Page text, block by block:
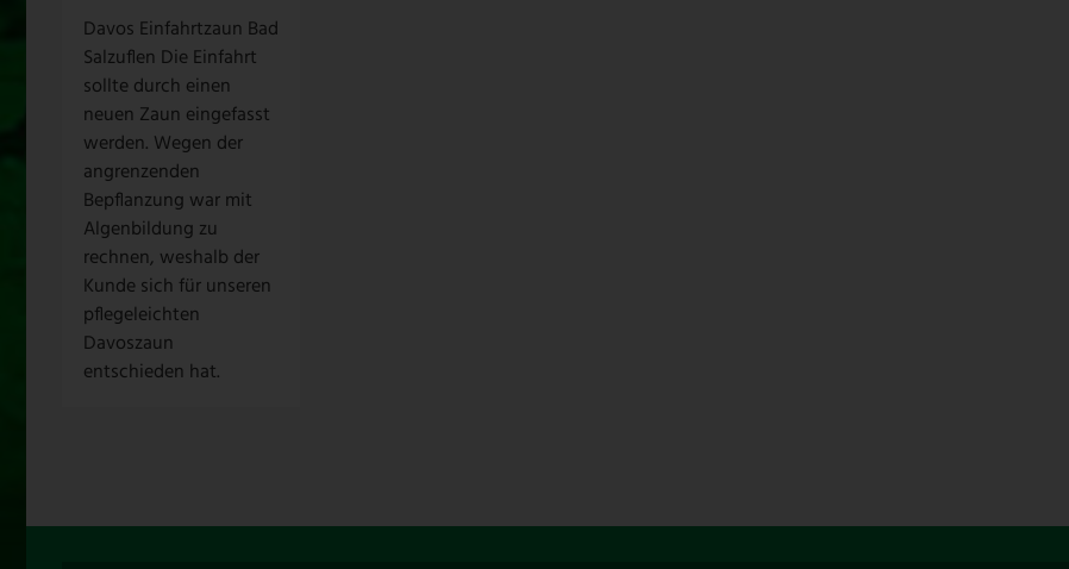
Davos Einfahrtzaun Bad
Salzuflen Die Einfahrt
sollte durch einen
neuen Zaun eingefasst
werden. Wegen der
angrenzenden
Bepflanzung war mit
Algenbildung zu
rechnen, weshalb der
Kunde sich für unseren
pflegeleichten
Davoszaun
entschieden hat.